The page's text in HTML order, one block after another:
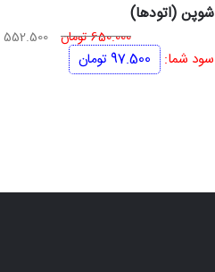
شوپن (اتودها)
650.000تومان قیمت
552.500
سود شما: 97.500 تومان